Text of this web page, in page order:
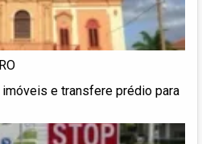
e transfere prédio para